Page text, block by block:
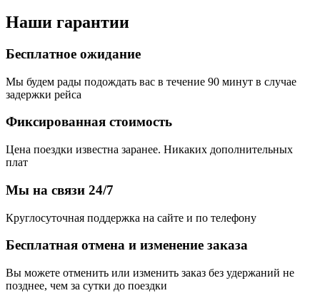
Наши гарантии
Бесплатное ожидание
Мы будем рады подождать вас в течение 90 минут в случае
задержки рейса
Фиксированная стоимость
Цена поездки известна заранее. Никаких дополнительных
плат
Мы на связи 24/7
Круглосуточная поддержка на сайте и по телефону
Бесплатная отмена и изменение заказа
Вы можете отменить или изменить заказ без удержаний не
позднее, чем за сутки до поездки